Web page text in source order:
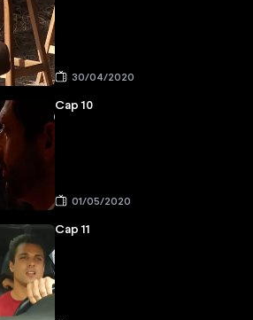
30/04/2020
Cap 10
01/05/2020
Cap 11